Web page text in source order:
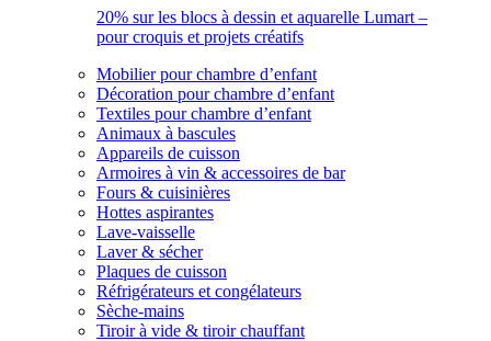
20% sur les blocs à dessin et aquarelle Lumart –
pour croquis et projets créatifs
Mobilier pour chambre d’enfant
Décoration pour chambre d’enfant
Textiles pour chambre d’enfant
Animaux à bascules
Appareils de cuisson
Armoires à vin & accessoires de bar
Fours & cuisinières
Hottes aspirantes
Lave-vaisselle
Laver & sécher
Plaques de cuisson
Réfrigérateurs et congélateurs
Sèche-mains
Tiroir à vide & tiroir chauffant